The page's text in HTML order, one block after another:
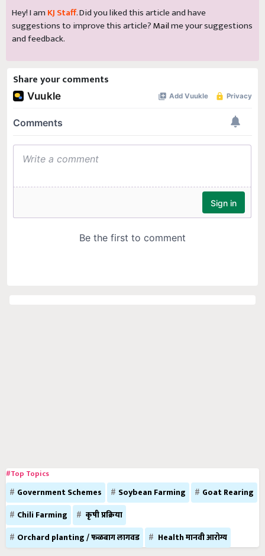
Hey! I am KJ Staff. Did you liked this article and have
suggestions to improve this article?Mailme your suggestions
and feedback.
Share your comments
#Top Topics
Government Schemes Soybean Farming
Goat Rearing
Chili Farming
कृषी प्रक्रिया
Orchard planting / फळबाग लागवड
Health मानवी आरोग्य